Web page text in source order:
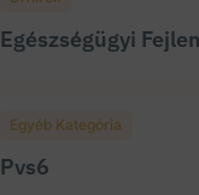
Egészségügyi
Egyéb Kategória
Pvs6